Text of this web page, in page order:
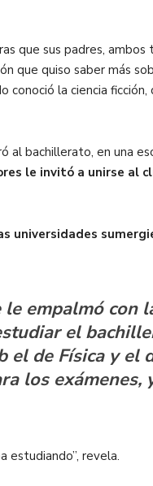
que sus padres,
que quiso saber más
conoció la ciencia
al bachillerato, en una
le invitó a unirse al
universidades
empalmó con
el
el de Física y el
los exámenes,
estudiando”, revela.